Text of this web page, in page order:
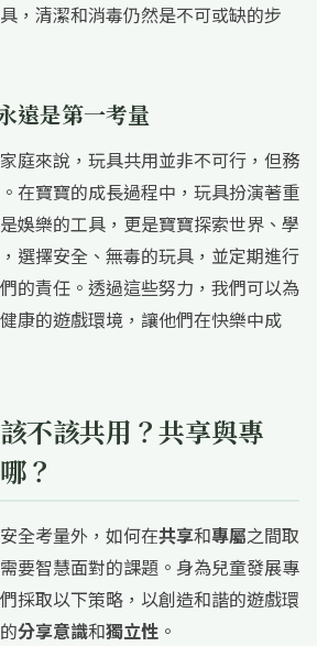
，清潔和消毒仍然是不可或缺的步
遠是第一考量
庭來說，玩具共用並非不可行，但務
在寶寶的成長過程中，玩具扮演著重
娛樂的工具，更是寶寶探索世界、學
選擇安全、無毒的玩具，並定期進行
的責任。透過這些努力，我們可以為
康的遊戲環境，讓他們在快樂中成
不該共用？共享與專
？
全考量外，如何在共享和專屬之間取
要智慧面對的課題。身為兒童發展專
採取以下策略，以創造和諧的遊戲環
分享意識和獨立性 。